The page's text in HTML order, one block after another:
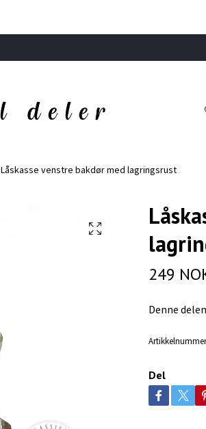
Låskasse venstre bakdør med lagringsrust
249
Denne
Del